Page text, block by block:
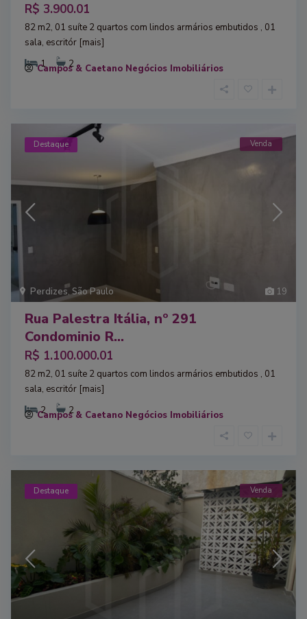
R$ 3.900.01
82 m2, 01 suíte 2 quartos com lindos armários embutidos , 01
sala, escritór [mais]
1
2
Campos & Caetano Negócios Imobiliários
19
Perdizes,São Paulo
Destaque Venda
Rua Palestra Itália, nº 291
Condominio R...
R$ 1.100.000.01
82 m2, 01 suíte 2 quartos com lindos armários embutidos , 01
sala, escritór [mais]
2
2
Campos & Caetano Negócios Imobiliários
Destaque Venda